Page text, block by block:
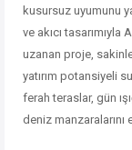
kusursuz uyumunu
ve akıcı
uzanan proje,
yatırım potansiyeli
ferah teraslar, gün
deniz manzaralarını